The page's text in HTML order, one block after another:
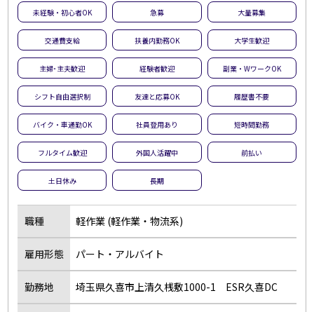
未経験・初心者OK 急募 大量募集
交通費支給 扶養内勤務OK 大学生歓迎
主婦･主夫歓迎 経験者歓迎 副業・WワークOK
シフト自由選択制 友達と応募OK 履歴書不要
バイク・車通勤OK 社員登用あり 短時間勤務
フルタイム歓迎 外国人活躍中 前払い
土日休み 長期
職種 軽作業 (軽作業・物流系)
雇用形態 パート・アルバイト
勤務地 埼玉県久喜市上清久桟敷1000-1 ESR久喜DC